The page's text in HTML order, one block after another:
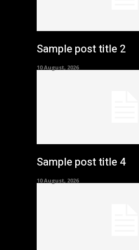
Sample post title 2
10 August, 2026
Sample post title 4
10 August, 2026